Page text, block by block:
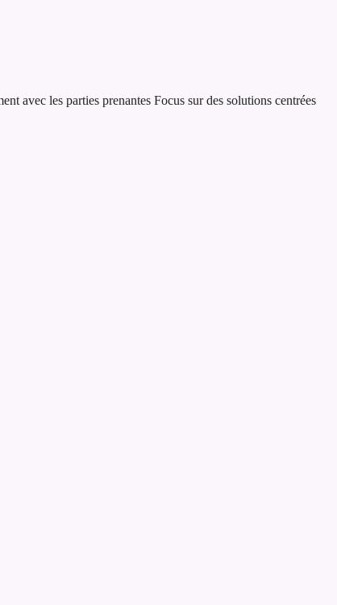
avec les parties prenantes Focus sur des solutions centrées